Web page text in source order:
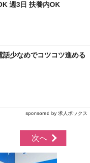
週3日 扶養内OK
少なめでコツコツ進める
sponsored by 求人ボックス
次へ